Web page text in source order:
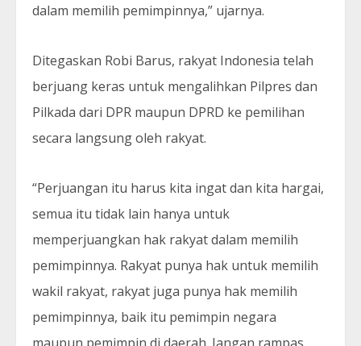
dalam memilih pemimpinnya,” ujarnya.
Ditegaskan Robi Barus, rakyat Indonesia telah
berjuang keras untuk mengalihkan Pilpres dan
Pilkada dari DPR maupun DPRD ke pemilihan
secara langsung oleh rakyat.
“Perjuangan itu harus kita ingat dan kita hargai,
semua itu tidak lain hanya untuk
memperjuangkan hak rakyat dalam memilih
pemimpinnya. Rakyat punya hak untuk memilih
wakil rakyat, rakyat juga punya hak memilih
pemimpinnya, baik itu pemimpin negara